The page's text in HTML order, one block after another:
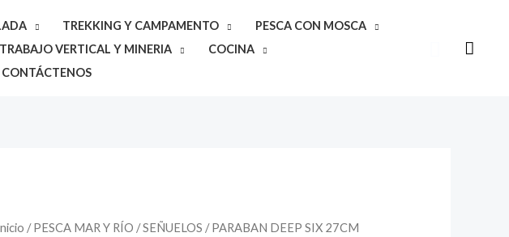
TREKKING Y CAMPAMENTO
PESCA CON MOSCA
TRABAJO VERTICAL Y MINERIA
COCINA
CONTÁCTENOS
Buscar
/PESCA MAR Y RÍO /SEÑUELOS / PARABAN DEEP SIX 27CM